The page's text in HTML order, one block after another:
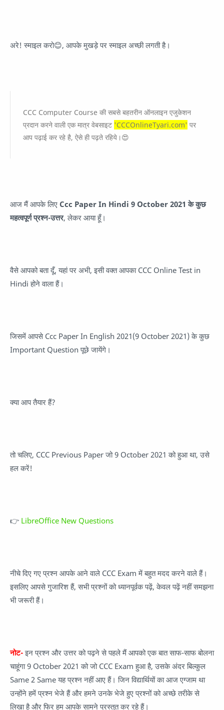
अरे! स्माइल करो😊, आपके मुखड़े पर स्माइल अच्छी लगती है।
CCC Computer Course की सबसे बहतरीन ऑनलाइन एजुकेशन
प्रदान करने वाली एक मात्र वेबसाइट 'CCCOnlineTyari.com' पर
आप पढ़ाई कर रहे है, ऐसे ही पढ़ते रहिये।😍
आज मैं आपके लिए Ccc Paper In Hindi 9 October 2021 के कुछ
महत्वपूर्ण प्रश्न-उत्तर, लेकर आया हूँ।
वैसे आपको बता दूँ, यहां पर अभी, इसी वक्त आपका CCC Online Test in
Hindi होने वाला हैं।
जिसमें आपसे Ccc Paper In English 2021(9 October 2021) के कुछ
Important Question पूछे जायेंगे।
क्या आप तैयार हैं?
तो चलिए, CCC Previous Paper जो 9 October 2021 को हुआ था, उसे
हल करें!
👉 LibreOffice New Questions
नीचे दिए गए प्रश्न आपके आने वाले CCC Exam में बहुत मदद करने वाले हैं।
इसलिए आपसे गुजारिश हैं, सभी प्रश्नों को ध्यानपूर्वक पढ़ें, केवल पढ़ें नहीं समझना
भी जरूरी हैं।
नोट-इन प्रश्न और उत्तर को पढ़ने से पहले मैं आपको एक बात साफ-साफ बोलना
चाहूंगा 9 October 2021 को जो CCC Exam हुआ है, उसके अंदर बिल्कुल
Same 2 Same यह प्रश्न नहीं आए हैं। जिन विद्यार्थियों का आज एग्जाम था
उन्होंने हमें प्रश्न भेजे हैं और हमने उनके भेजे हुए प्रश्नों को अच्छे तरीके से
लिखा है और फिर हम आपके सामने प्रस्तुत कर रहे हैं।